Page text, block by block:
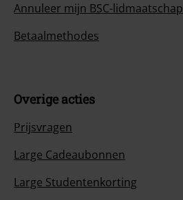
Annuleer mijn BSC-lidmaatschap
Betaalmethodes
Overige acties
Prijsvragen
Large Cadeaubonnen
Large Studentenkorting